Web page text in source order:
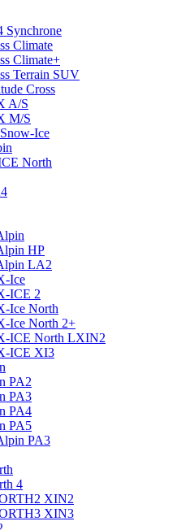
Climate
Climate+
Terrain SUV
Cross
A/S
M/S
Ice
North
HP
LA2
Ice
ICE 2
Ice North
Ice North 2+
ICE North LXIN2
ICE XI3
PA2
PA3
PA4
PA5
PA3
4
XIN2
XIN3